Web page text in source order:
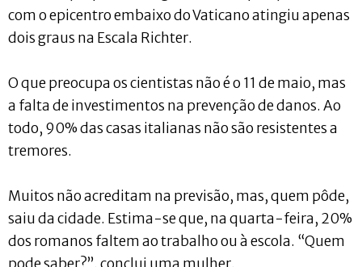
com o epicentro embaixo do Vaticano atingiu apenas
dois graus na Escala Richter.
O que preocupa os cientistas não é o 11 de maio, mas
a falta de investimentos na prevenção de danos. Ao
todo, 90% das casas italianas não são resistentes a
tremores.
Muitos não acreditam na previsão, mas, quem pôde,
saiu da cidade. Estima-se que, na quarta-feira, 20%
dos romanos faltem ao trabalho ou à escola. “Quem